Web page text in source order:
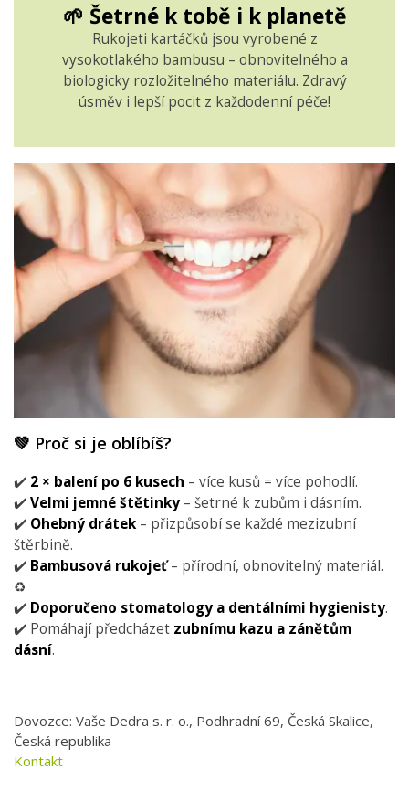
🌱 Šetrné k tobě i k planetě
Rukojeti kartáčků jsou vyrobené z
vysokotlakého bambusu – obnovitelného a
biologicky rozložitelného materiálu. Zdravý
úsměv i lepší pocit z každodenní péče!
💚 Proč si je oblíbíš?
✔️ 2 × balení po 6 kusech – více kusů = více pohodlí.
✔️Velmi jemné štětinky – šetrné k zubům i dásním.
✔️ Ohebný drátek– přizpůsobí se každé mezizubní
štěrbině.
✔️ Bambusová rukojeť– přírodní, obnovitelný materiál.
♻️
✔️ Doporučeno stomatology a dentálními hygienisty.
✔️ Pomáhají předcházet zubnímu kazu a zánětům
dásní.
Dovozce: Vaše Dedra s. r. o., Podhradní 69, Česká Skalice,
Česká republika
Kontakt